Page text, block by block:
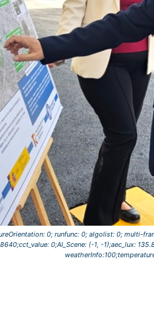
0; runfunc: 0; algolist: 0; multi-
0;AI_Scene: (-1, -1);aec_lux: